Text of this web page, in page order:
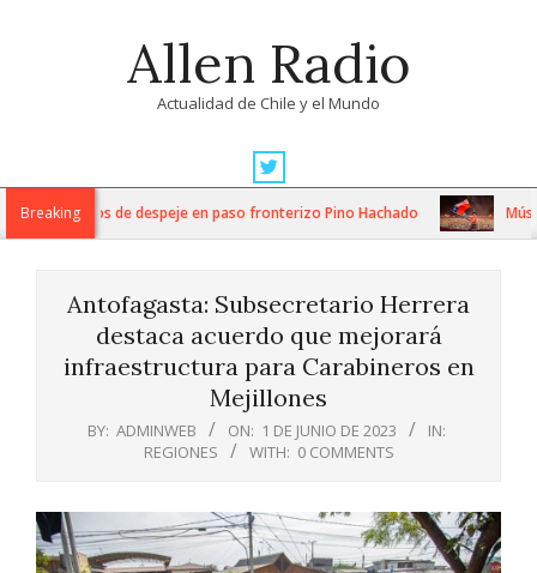
Allen Radio
Actualidad de Chile y el Mundo
Navigation
MenuBreaking
trabajos de despeje en paso fronterizo Pino Hachado
Antofagasta: Subsecretario Herrera
destaca acuerdo que mejorará
infraestructura para Carabineros en
Mejillones
BY: ADMINWEB ON: 1 DE JUNIO DE 2023
IN:
REGIONES
WITH: 0 COMMENTS